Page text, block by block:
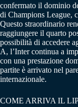
confermato il dominio
di Champions League,
Questo straordinario
raggiungere il quarto
possibilità di accedere
A, l’Inter continua a
con una prestazione
partite è arrivato nel
internazionale.
COME ARRIVA IL